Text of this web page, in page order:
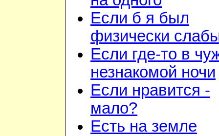
Если б я был
физически
Если где-то в
незнакомой ночи
Если нравится -
мало?
Есть на земле